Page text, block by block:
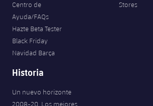
Centro de
Ayuda/FAQs
Hazte Beta Tester
Black Friday
Navidad Barça
Stores
Historia
Un nuevo horizonte
2008-20. Los mejores